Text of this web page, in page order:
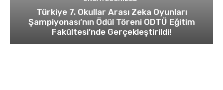
Türkiye 7. Okullar Arası Zeka Oyunları
Şampiyonası’nın Ödül Töreni ODTÜ Eğitim
Fakültesi’nde Gerçekleştirildi!